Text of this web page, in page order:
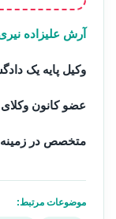
آرش علیزاده
وکیل پایه یک
عضو کانون
متخصص در زمینه
موضوعات مرتبط: